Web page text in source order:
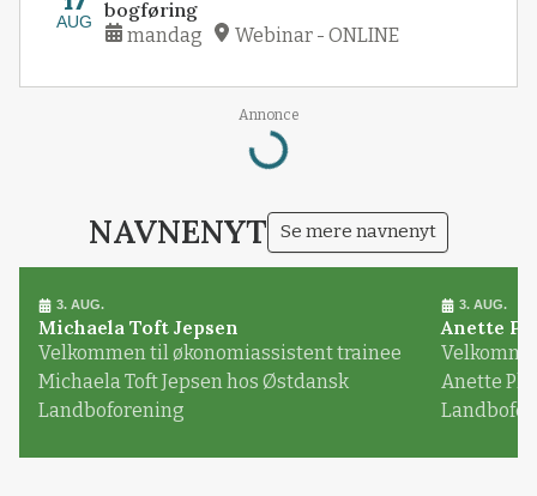
AUG
bogføring
mandag Webinar - ONLINE
Annonce
Loading...
NAVNENYT Se mere navnenyt
3. AUG.
Michaela Toft Jepsen
Velkommen til økonomiassistent trainee
Michaela Toft Jepsen hos Østdansk
Landboforening
3. AUG.
Anette
Anette